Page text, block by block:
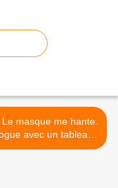
masque me hante.
avec un tableau
de Jacques Griesemer >